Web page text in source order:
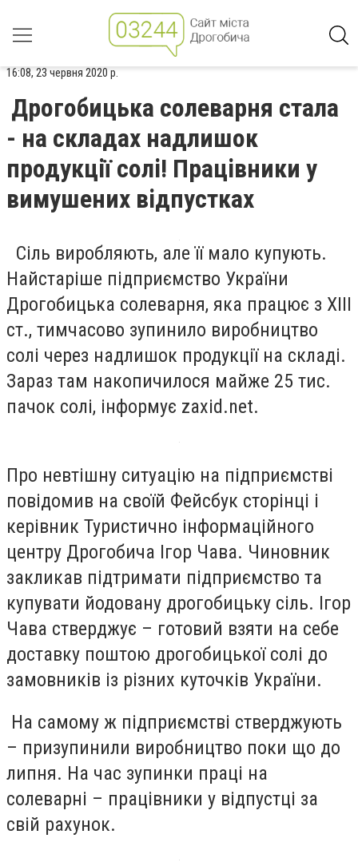
16:08, 23 червня 2020 р.
Дрогобицька солеварня стала
- на складах надлишок
продукції солі! Працівники у
вимушених відпустках
Сіль виробляють, але її мало купують.
Найстаріше підприємство України
Дрогобицька солеварня, яка працює з XIII
ст., тимчасово зупинило виробництво
солі через надлишок продукції на складі.
Зараз там накопичилося майже 25 тис.
пачок солі, інформує zaxid.net.
Про невтішну ситуацію на підприємстві
повідомив на своїй Фейсбук сторінці і
керівник Туристично інформаційного
центру Дрогобича Ігор Чава. Чиновник
закликав підтримати підприємство та
купувати йодовану дрогобицьку сіль. Ігор
Чава стверджує – готовий взяти на себе
доставку поштою дрогобицької солі до
замовників із різних куточків України.
На самому ж підприємстві стверджують
– призупинили виробництво поки що до
липня. На час зупинки праці на
солеварні – працівники у відпустці за
свій рахунок.